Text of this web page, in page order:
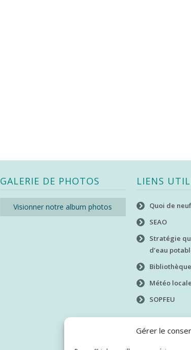
Gérer le
GALERIE DE PHOTOS
Visionner notre album photos
LIENS
Quoi de neuf
SEAO
Stratégie
d’eau
Bibliothèque
Météo locale
SOPFEU